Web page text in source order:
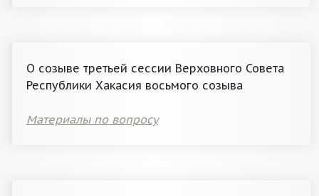
О созыве третьей сессии Верховного Совета
Республики Хакасия восьмого созыва
Материалы по вопросу